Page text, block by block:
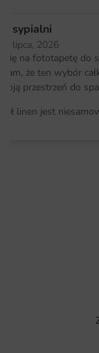
Materiał i jakość
Fototapeta
wykonana z
trwałość oraz
maszynach, aby
doskonale
atramentów,
ich jakość
jest odporny na
kolorów, nawet
Oferujemy różne
sypialni
lipca, 2026
się na fototapetę do
że ten wybór
przestrzeń do
linen jest